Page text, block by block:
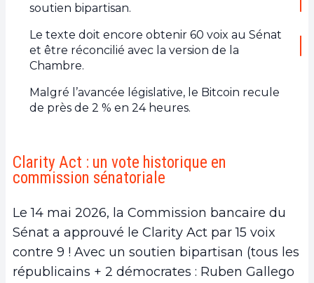
soutien bipartisan.
Le texte doit encore obtenir 60 voix au Sénat
et être réconcilié avec la version de la
Chambre.
Malgré l’avancée législative, le Bitcoin recule
de près de 2 % en 24 heures.
Clarity Act : un vote historique en
commission sénatoriale
Le 14 mai 2026, la Commission bancaire du
Sénat a approuvé le Clarity Act par 15 voix
contre 9 ! Avec un soutien bipartisan (tous les
républicains + 2 démocrates : Ruben Gallego